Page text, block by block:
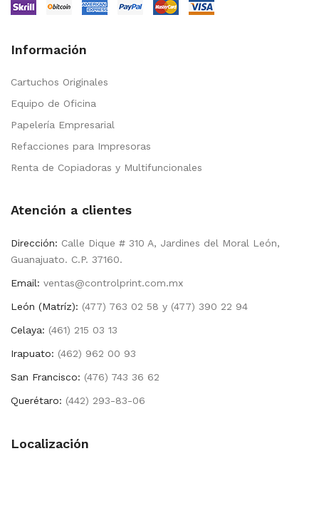
Información
Cartuchos Originales
Equipo de Oficina
Papelería Empresarial
Refacciones para Impresoras
Renta de Copiadoras y Multifuncionales
Atención a clientes
Dirección: Calle Dique # 310 A, Jardines del Moral León,
Guanajuato. C.P. 37160.
Email: ventas@controlprint.com.mx
León (Matríz): (477) 763 02 58 y (477) 390 22 94
Celaya: (461) 215 03 13
Irapuato: (462) 962 00 93
San Francisco: (476) 743 36 62
Querétaro: (442) 293-83-06
Localización